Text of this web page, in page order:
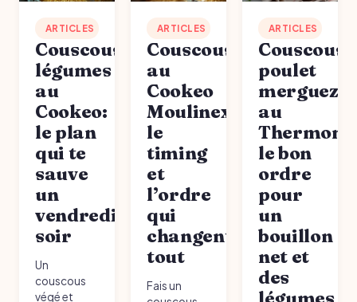
ARTICLES
Couscous
légumes
au
Cookeo:
le plan
qui te
sauve
un
vendredi
soir
Un
couscous
végé et
ARTICLES
Couscous
au
Cookeo
Moulinex:
le
timing
et
l’ordre
qui
changent
tout
Fais un
ARTICLES
Couscous
poulet
merguez
au
le bon
ordre
pour
un
bouillon
net et
des